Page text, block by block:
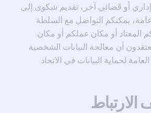
إداري أو قضائي آخر، تقديم شكوى إلى
يمكنكم التواصل مع السلطة
المعتاد أو مكان عملكم أو مكان
أن معالجة البيانات الشخصية
لحماية البيانات في الاتحاد
الارتباط